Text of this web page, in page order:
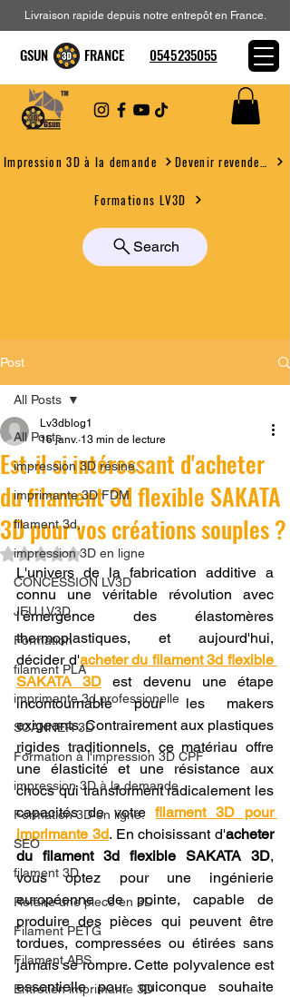
Impression 3D à la demande
Formations LV3D
Search
Livraison rapide depuis notre entrepôt en France.
GSUN FRANCE 0545235055
Post
All Posts
impression 3D résine.
imprimante 3D FDM
filament 3d,
impression 3D en ligne
CONCESSION LV3D
JEU LV3D
Formation
filament PLA
imprimante 3d professionelle
SCANNER 3D
Formation à l'impression 3D CPF
impression 3D à la demande
Formation 3D en ligne.
SEO
filament 3D
Refaire une piece en 3D
Filament PETG
Filament ABS
Entretien imprimante 3D
All Posts
Est-il si intéressant d'acheter
du filament 3d flexible SAKATA
3D pour vos créations souples ?
Lv3dblog1
16 janv. 13 min de lecture
Noté NaN étoiles sur 5.
L'univers de la fabrication additive a
connu une véritable révolution avec
l'émergence des élastomères
thermoplastiques, et aujourd'hui,
décider d'acheter du filament 3d flexible
SAKATA 3D est devenu une étape
incontournable pour les makers
exigeants. Contrairement aux plastiques
rigides traditionnels, ce matériau offre
une élasticité et une résistance aux
chocs qui transforment radicalement les
capacités de votre filament 3D pour
imprimante 3d. En choisissant d'acheter
du filament 3d flexible SAKATA 3D,
vous optez pour une ingénierie
européenne de pointe, capable de
produire des pièces qui peuvent être
tordues, compressées ou étirées sans
jamais se rompre. Cette polyvalence est
essentielle pour quiconque souhaite